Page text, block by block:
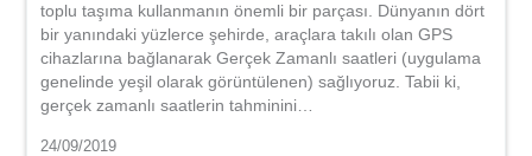
toplu taşıma kullanmanın önemli bir parçası. Dünyanın dört
bir yanındaki yüzlerce şehirde, araçlara takılı olan GPS
cihazlarına bağlanarak Gerçek Zamanlı saatleri (uygulama
genelinde yeşil olarak görüntülenen) sağlıyoruz. Tabii ki,
gerçek zamanlı saatlerin tahminini…
24/09/2019